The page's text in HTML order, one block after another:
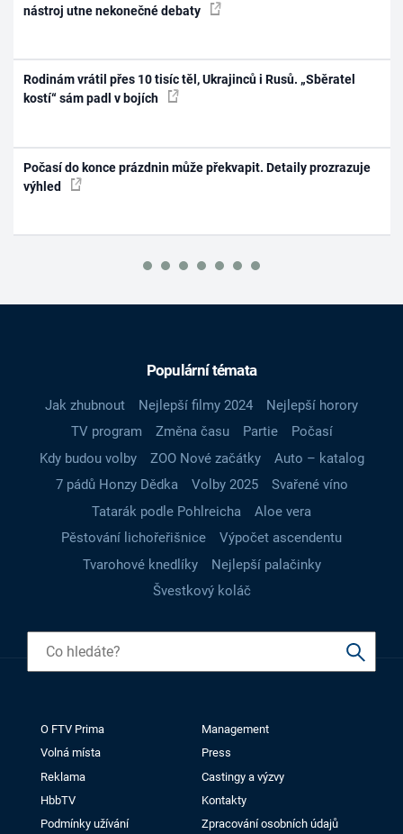
nástroj utne nekonečné debaty
Rodinám vrátil přes 10 tisíc těl, Ukrajinců i Rusů. „Sběratel
kostí“ sám padl v bojích
Počasí do konce prázdnin může překvapit. Detaily prozrazuje
výhled
Populární témata
Jak zhubnout Nejlepší filmy 2024
Nejlepší horory
TV program
Změna času Partie
Počasí
Kdy budou volby
ZOO Nové začátky
Auto – katalog
7 pádů Honzy Dědka
Volby 2025
Svařené víno
Tatarák podle Pohlreicha
Aloe vera
Pěstování lichořeřišnice
Výpočet ascendentu
Tvarohové knedlíky
Nejlepší palačinky
Švestkový koláč
O FTV Prima
Management
Volná místa
Press
Reklama
Castingy a výzvy
HbbTV
Kontakty
Podmínky užívání
Zpracování osobních údajů